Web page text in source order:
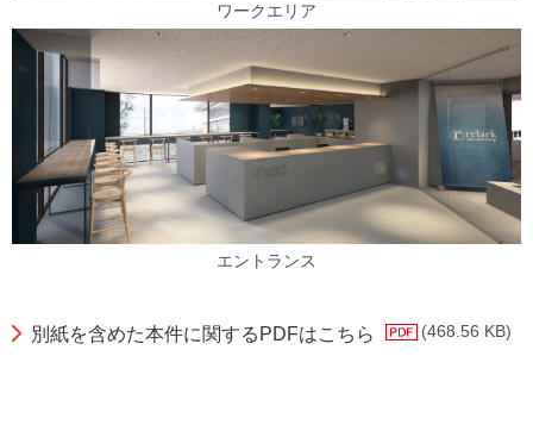
ワークエリア
エントランス
別紙を含めた本件に関するPDFはこちら (468.56 KB)